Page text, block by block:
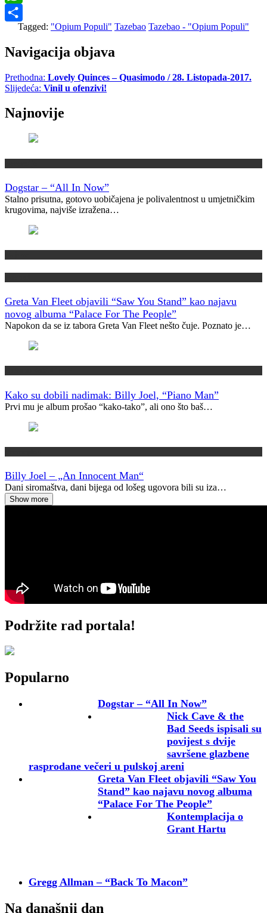
WhatsApp
ShareTagged: "Opium Populi" Tazebao Tazebao - "Opium Populi"
Navigacija objava
Prethodna: Lovely Quinces – Quasimodo / 28. Listopada-2017.
Slijedeća: Vinil u ofenzivi!
Najnovije
Dogstar – “All In Now”
Stalno prisutna, gotovo uobičajena je polivalentnost u umjetničkim
krugovima, najviše izražena…
Greta Van Fleet objavili “Saw You Stand” kao najavu
novog albuma “Palace For The People”
Napokon da se iz tabora Greta Van Fleet nešto čuje. Poznato je…
Kako su dobili nadimak: Billy Joel, “Piano Man”
Prvi mu je album prošao “kako-tako”, ali ono što baš…
Billy Joel – „An Innocent Man“
Dani siromaštva, dani bijega od lošeg ugovora bili su iza…
Show more
Podržite rad portala!
Popularno
Dogstar – “All In Now”
Nick Cave & the
Bad Seeds ispisali su
povijest s dvije
savršene glazbene
rasprodane večeri u pulskoj areni
Greta Van Fleet objavili “Saw You
Stand” kao najavu novog albuma
“Palace For The People”
Kontemplacija o
Grant Hartu
Gregg Allman – “Back To Macon”
Na današnji dan